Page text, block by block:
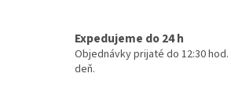
Expedujeme do 24 h
Objednávky prijaté do 12:30
deň.